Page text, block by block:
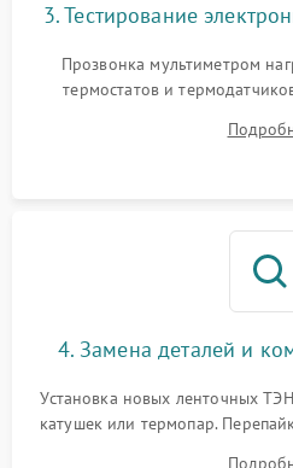
3. Тестирование
Прозвонка мультиметром
термостатов и
модуля, реле, диодных мостов
индукции). Проверка кранов и
4. Замена деталей и
Установка новых ленточных
катушек или термопар.